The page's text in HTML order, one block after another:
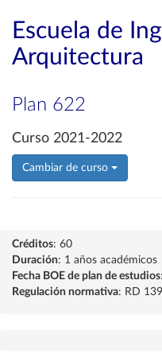
Escuela de
Arquitectura
Plan 622
Curso 2021-2022
Cambiar de curso
Créditos: 60
Duración: 1 años académicos
Fecha BOE de plan de estudios
Regulación normativa: RD